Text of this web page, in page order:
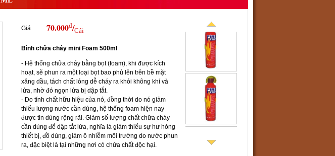
Giá 70.000đ/Cái
Bình chữa cháy mini Foam 500ml
- Hệ thống chữa cháy bằng bọt (foam), khi được kích
hoạt, sẽ phun ra một loại bọt bao phủ lên trên bề mặt
xăng dầu, tách chất lỏng dễ cháy ra khỏi không khí và
lửa, nhờ đó ngọn lửa bị dập tắt.
- Do tính chất hữu hiệu của nó, đồng thời do nó giảm
thiểu lượng nước cần dùng, hệ thống foam hiện nay
được tin dùng rộng rãi. Giảm số lượng chất chữa cháy
cần dùng để dập tắt lửa, nghĩa là giảm thiểu sự hư hỏng
thiết bị, đồ dùng, giảm ô nhiễm môi trường do nước phun
ra, đặc biệt là tại những nơi có chứa chất độc hại.